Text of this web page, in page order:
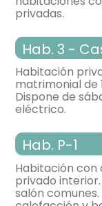
privadas.
Hab. 3 -
Habitación
matrimonial de
Dispone de
eléctrico.
Hab. P-1
Habitación con
privado
salón